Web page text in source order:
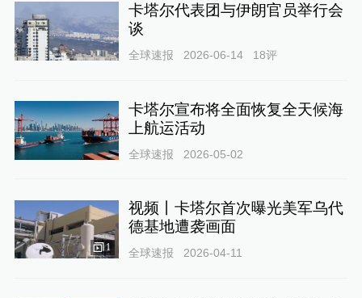
卡塔尔代表团与伊朗官员举行会
谈
全球速报 2026-06-14 18评
卡塔尔宣布将全面恢复全天候海
上航运活动
全球速报 2026-05-02
1
视频丨卡塔尔首次曝光美军乌代
德基地遭袭画面
全球速报 2026-04-11